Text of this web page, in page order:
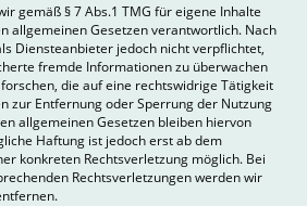
gemäß § 7 Abs.1 TMG für eigene Inhalte
allgemeinen Gesetzen verantwortlich. Nach
Diensteanbieter jedoch nicht verpflichtet,
fremde Informationen zu überwachen
die auf eine rechtswidrige Tätigkeit
zur Entfernung oder Sperrung der Nutzung
allgemeinen Gesetzen bleiben hiervon
Haftung ist jedoch erst ab dem
konkreten Rechtsverletzung möglich. Bei
Rechtsverletzungen werden wir